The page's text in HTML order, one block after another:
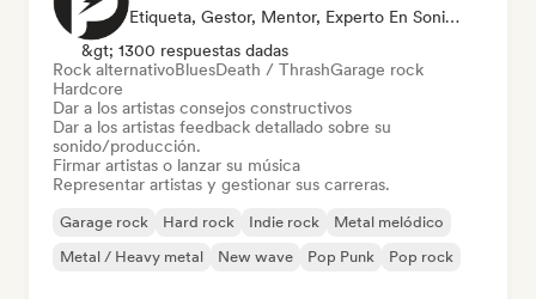
Etiqueta, Gestor, Mentor, Experto En Sonido
&gt; 1300 respuestas dadas
Rock alternativoBluesDeath / ThrashGarage rock
Hardcore
Dar a los artistas consejos constructivos
Dar a los artistas feedback detallado sobre su
sonido/producción.
Firmar artistas o lanzar su música
Representar artistas y gestionar sus carreras.
Garage rock Hard rock Indie rock
Metal melódico
Metal / Heavy metal
New wave Pop Punk Pop rock